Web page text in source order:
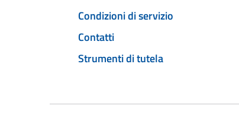
Condizioni di servizio
Contatti
Strumenti di tutela